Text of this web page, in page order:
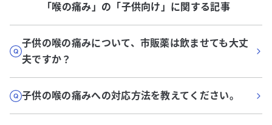
「喉の痛み」 の「子供向け 」に関する記事
子供の喉の痛みについて、市販薬は飲ませても大丈
夫ですか？
子供の喉の痛みへの対応方法を教えてください。